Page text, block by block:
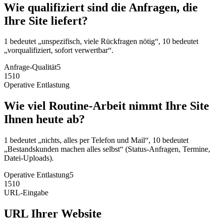
Wie qualifiziert sind die Anfragen, die
Ihre Site liefert?
1 bedeutet „unspezifisch, viele Rückfragen nötig“, 10 bedeutet
„vorqualifiziert, sofort verwertbar“.
Anfrage-Qualität5
1510
Operative Entlastung
Wie viel Routine-Arbeit nimmt Ihre Site
Ihnen heute ab?
1 bedeutet „nichts, alles per Telefon und Mail“, 10 bedeutet
„Bestandskunden machen alles selbst“ (Status-Anfragen, Termine,
Datei-Uploads).
Operative Entlastung5
1 510
URL-Eingabe
URL Ihrer Website